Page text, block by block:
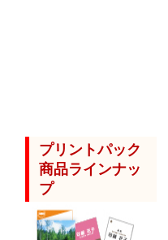
プリントパック
商品ラインナッ
プ